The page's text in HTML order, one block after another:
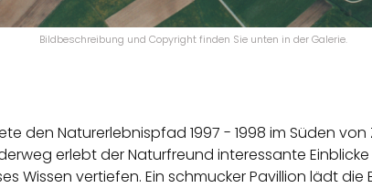
Bildbeschreibung und Copyright finden Sie unten in der Galerie.
den Naturerlebnispfad 1997 - 1998 im Süden
erlebt der Naturfreund interessante
Wissen vertiefen. Ein schmucker Pavillion lädt die